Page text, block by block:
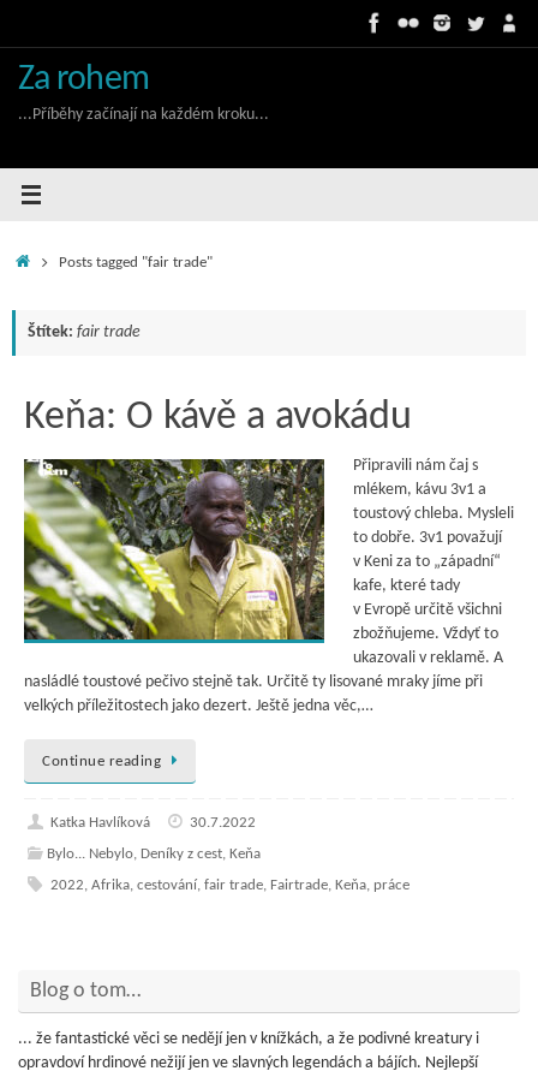
Za rohem
...Příběhy začínají na každém kroku...
HomePosts tagged "fair trade"
Štítek: fair trade
Keňa: O kávě a avokádu
Připravili nám čaj s
mlékem, kávu 3v1 a
toustový chleba. Mysleli
to dobře. 3v1 považují
v Keni za to „západní“
kafe, které tady
v Evropě určitě všichni
zbožňujeme. Vždyť to
ukazovali v reklamě. A
nasládlé toustové pečivo stejně tak. Určitě ty lisované mraky jíme při
velkých příležitostech jako dezert. Ještě jedna věc,…
Continue reading
Katka Havlíková
30.7.2022
Bylo... Nebylo, Deníky z cest, Keňa
2022, Afrika, cestování, fair trade, Fairtrade, Keňa, práce
Blog o tom…
... že fantastické věci se nedějí jen v knížkách, a že podivné kreatury i
opravdoví hrdinové nežijí jen ve slavných legendách a bájích. Nejlepší